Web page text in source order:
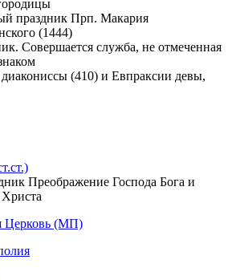
Прп. Макария
(1444)
(410) и Евпраксии девы,
Преображение Господа Бога и
Церковь (МП)